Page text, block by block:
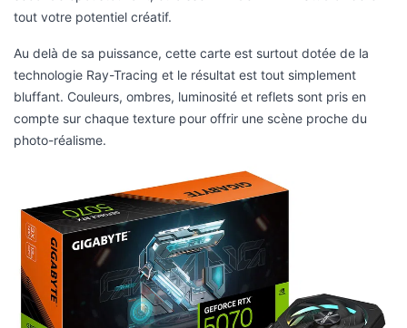
tout votre potentiel créatif.
Au delà de sa puissance, cette carte est surtout dotée de la
technologie Ray-Tracing et le résultat est tout simplement
bluffant. Couleurs, ombres, luminosité et reflets sont pris en
compte sur chaque texture pour offrir une scène proche du
photo-réalisme.